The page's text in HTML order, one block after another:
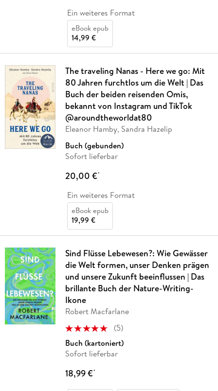
Ein weiteres Format
eBook epub
14,99 €
The traveling Nanas - Here we go: Mit
80 Jahren furchtlos um die Welt | Das
Buch der beiden reisenden Omis,
bekannt von Instagram und TikTok
@aroundtheworldat80
Eleanor Hamby, Sandra Hazelip
Buch (gebunden)
Sofort lieferbar
20,00 €*
Ein weiteres Format
eBook epub
19,99 €
Sind Flüsse Lebewesen?: Wie Gewässer
die Welt formen, unser Denken prägen
und unsere Zukunft beeinflussen | Das
brillante Buch der Nature-Writing-
Ikone
Robert Macfarlane
(5)
Buch (kartoniert)
Sofort lieferbar
18,99 €*